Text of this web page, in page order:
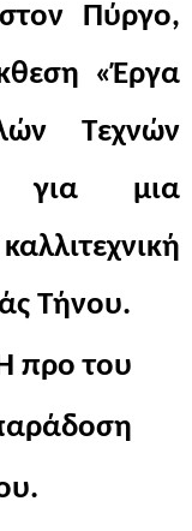
Πύργο,
«Έργα
Τεχνών
για μια
Τήνου.
προ του